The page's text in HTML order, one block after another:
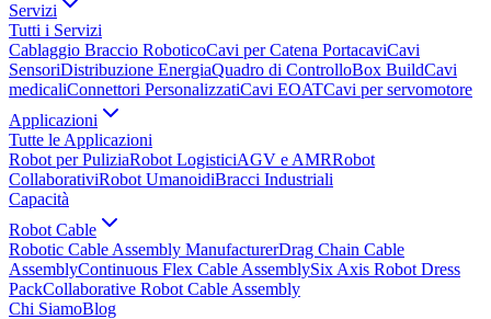
Servizi
Tutti i Servizi
Cablaggio Braccio RoboticoCavi per Catena PortacaviCavi
SensoriDistribuzione EnergiaQuadro di ControlloBox BuildCavi
medicaliConnettori PersonalizzatiCavi EOATCavi per servomotore
Applicazioni
Tutte le Applicazioni
Robot per PuliziaRobot LogisticiAGV e AMRRobot
CollaborativiRobot UmanoidiBracci Industriali
Capacità
Robot Cable
Robotic Cable Assembly ManufacturerDrag Chain Cable
AssemblyContinuous Flex Cable AssemblySix Axis Robot Dress
PackCollaborative Robot Cable Assembly
Chi SiamoBlog